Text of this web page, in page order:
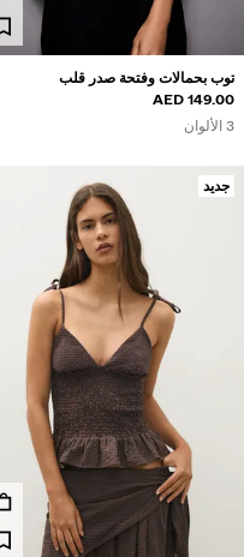
توب بحمالات وفتحة صدر قلب
149.00 AED
3 الألوان
جديد
الأكثر مبيعًا
مميزة
من نوعها
BERSHKA
NEWSLETTER المساعدة